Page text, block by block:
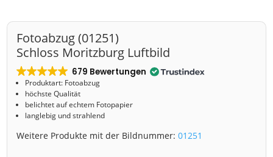
Fotoabzug (01251)
Schloss Moritzburg Luftbild
679 Bewertungen
Produktart: Fotoabzug
höchste Qualität
belichtet auf echtem Fotopapier
langlebig und strahlend
Weitere Produkte mit der Bildnummer:01251